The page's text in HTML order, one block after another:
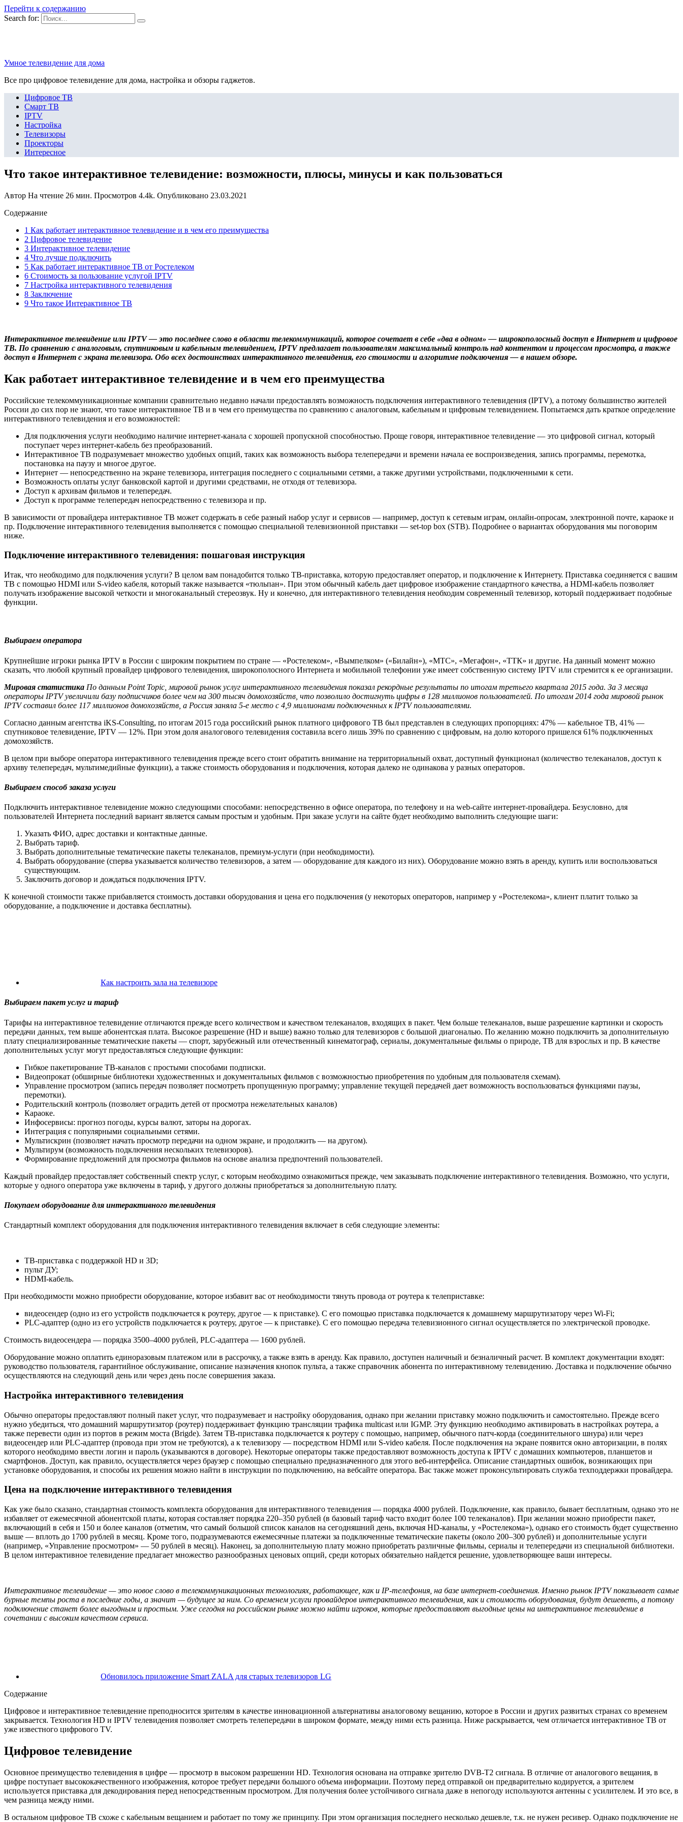
Перейти к содержанию
Search for:
Умное телевидение для дома
Все про цифровое телевидение для дома, настройка и обзоры гаджетов.
Цифровое ТВ
Смарт ТВ
IPTV
Настройка
Телевизоры
Проекторы
Интересное
Что такое интерактивное телевидение: возможности, плюсы, минусы и как пользоваться
Автор На чтение 26 мин. Просмотров 4.4k. Опубликовано 23.03.2021
Содержание
1 Как работает интерактивное телевидение и в чем его преимущества
2 Цифровое телевидение
3 Интерактивное телевидение
4 Что лучше подключить
5 Как работает интерактивное ТВ от Ростелеком
6 Стоимость за пользование услугой IPTV
7 Настройка интерактивного телевидения
8 Заключение
9 Что такое Интерактивное ТВ
Интерактивное телевидение или IPTV — это последнее слово в области телекоммуникаций, которое сочетает в себе «два в одном» — широкополосный доступ в Интернет и цифровое
ТВ. По сравнению с аналоговым, спутниковым и кабельным телевидением, IPTV предлагает пользователям максимальный контроль над контентом и процессом просмотра, а также
доступ в Интернет с экрана телевизора. Обо всех достоинствах интерактивного телевидения, его стоимости и алгоритме подключения — в нашем обзоре.
Как работает интерактивное телевидение и в чем его преимущества
Российские телекоммуникационные компании сравнительно недавно начали предоставлять возможность подключения интерактивного телевидения (IPTV), а потому большинство жителей
России до сих пор не знают, что такое интерактивное ТВ и в чем его преимущества по сравнению с аналоговым, кабельным и цифровым телевидением. Попытаемся дать краткое определение
интерактивного телевидения и его возможностей:
Для подключения услуги необходимо наличие интернет-канала с хорошей пропускной способностью. Проще говоря, интерактивное телевидение — это цифровой сигнал, который
поступает через интернет-кабель без преобразований.
Интерактивное ТВ подразумевает множество удобных опций, таких как возможность выбора телепередачи и времени начала ее воспроизведения, запись программы, перемотка,
постановка на паузу и многое другое.
Интернет — непосредственно на экране телевизора, интеграция последнего с социальными сетями, а также другими устройствами, подключенными к сети.
Возможность оплаты услуг банковской картой и другими средствами, не отходя от телевизора.
Доступ к архивам фильмов и телепередач.
Доступ к программе телепередач непосредственно с телевизора и пр.
В зависимости от провайдера интерактивное ТВ может содержать в себе разный набор услуг и сервисов — например, доступ к сетевым играм, онлайн-опросам, электронной почте, караоке и
пр. Подключение интерактивного телевидения выполняется с помощью специальной телевизионной приставки — set-top box (STB). Подробнее о вариантах оборудования мы поговорим
ниже.
Подключение интерактивного телевидения: пошаговая инструкция
Итак, что необходимо для подключения услуги? В целом вам понадобится только ТВ-приставка, которую предоставляет оператор, и подключение к Интернету. Приставка соединяется с вашим
ТВ с помощью HDMI или S-video кабеля, который также называется «тюльпан». При этом обычный кабель дает цифровое изображение стандартного качества, а HDMI-кабель позволяет
получать изображение высокой четкости и многоканальный стереозвук. Ну и конечно, для интерактивного телевидения необходим современный телевизор, который поддерживает подобные
функции.
Выбираем оператора
Крупнейшие игроки рынка IPTV в России с широким покрытием по стране — «Ростелеком», «Вымпелком» («Билайн»), «МТС», «Мегафон», «ТТК» и другие. На данный момент можно
сказать, что любой крупный провайдер цифрового телевидения, широкополосного Интернета и мобильной телефонии уже имеет собственную систему IPTV или стремится к ее организации.
Мировая статистика По данным Point Topic, мировой рынок услуг интерактивного телевидения показал рекордные результаты по итогам третьего квартала 2015 года. За 3 месяца
операторы IPTV увеличили базу подписчиков более чем на 300 тысяч домохозяйств, что позволило достигнуть цифры в 128 миллионов пользователей. По итогам 2014 года мировой рынок
IPTV составил более 117 миллионов домохозяйств, а Россия заняла 5-е место с 4,9 миллионами подключенных к IPTV пользователями.
Согласно данным агентства iKS-Consulting, по итогам 2015 года российский рынок платного цифрового ТВ был представлен в следующих пропорциях: 47% — кабельное ТВ, 41% —
спутниковое телевидение, IPTV — 12%. При этом доля аналогового телевидения составила всего лишь 39% по сравнению с цифровым, на долю которого пришелся 61% подключенных
домохозяйств.
В целом при выборе оператора интерактивного телевидения прежде всего стоит обратить внимание на территориальный охват, доступный функционал (количество телеканалов, доступ к
архиву телепередач, мультимедийные функции), а также стоимость оборудования и подключения, которая далеко не одинакова у разных операторов.
Выбираем способ заказа услуги
Подключить интерактивное телевидение можно следующими способами: непосредственно в офисе оператора, по телефону и на web-сайте интернет-провайдера. Безусловно, для
пользователей Интернета последний вариант является самым простым и удобным. При заказе услуги на сайте будет необходимо выполнить следующие шаги:
Указать ФИО, адрес доставки и контактные данные.
Выбрать тариф.
Выбрать дополнительные тематические пакеты телеканалов, премиум-услуги (при необходимости).
Выбрать оборудование (сперва указывается количество телевизоров, а затем — оборудование для каждого из них). Оборудование можно взять в аренду, купить или воспользоваться
существующим.
Заключить договор и дождаться подключения IPTV.
К конечной стоимости также прибавляется стоимость доставки оборудования и цена его подключения (у некоторых операторов, например у «Ростелекома», клиент платит только за
оборудование, а подключение и доставка бесплатны).
Как настроить зала на телевизоре
Выбираем пакет услуг и тариф
Тарифы на интерактивное телевидение отличаются прежде всего количеством и качеством телеканалов, входящих в пакет. Чем больше телеканалов, выше разрешение картинки и скорость
передачи данных, тем выше абонентская плата. Высокое разрешение (HD и выше) важно только для телевизоров с большой диагональю. По желанию можно подключить за дополнительную
плату специализированные тематические пакеты — спорт, зарубежный или отечественный кинематограф, сериалы, документальные фильмы о природе, ТВ для взрослых и пр. В качестве
дополнительных услуг могут предоставляться следующие функции:
Гибкое пакетирование ТВ-каналов с простыми способами подписки.
Видеопрокат (обширные библиотеки художественных и документальных фильмов с возможностью приобретения по удобным для пользователя схемам).
Управление просмотром (запись передач позволяет посмотреть пропущенную программу; управление текущей передачей дает возможность воспользоваться функциями паузы,
перемотки).
Родительский контроль (позволяет оградить детей от просмотра нежелательных каналов)
Караоке.
Инфосервисы: прогноз погоды, курсы валют, заторы на дорогах.
Интеграция с популярными социальными сетями.
Мультискрин (позволяет начать просмотр передачи на одном экране, и продолжить — на другом).
Мультирум (возможность подключения нескольких телевизоров).
Формирование предложений для просмотра фильмов на основе анализа предпочтений пользователей.
Каждый провайдер предоставляет собственный спектр услуг, с которым необходимо ознакомиться прежде, чем заказывать подключение интерактивного телевидения. Возможно, что услуги,
которые у одного оператора уже включены в тариф, у другого должны приобретаться за дополнительную плату.
Покупаем оборудование для интерактивного телевидения
Стандартный комплект оборудования для подключения интерактивного телевидения включает в себя следующие элементы:
ТВ-приставка с поддержкой HD и 3D;
пульт ДУ;
HDMI-кабель.
При необходимости можно приобрести оборудование, которое избавит вас от необходимости тянуть провода от роутера к телеприставке:
видеосендер (одно из его устройств подключается к роутеру, другое — к приставке). С его помощью приставка подключается к домашнему маршрутизатору через Wi-Fi;
PLC-адаптер (одно из его устройств подключается к роутеру, другое — к приставке). С его помощью передача телевизионного сигнал осуществляется по электрической проводке.
Стоимость видеосендера — порядка 3500–4000 рублей, PLC-адаптера — 1600 рублей.
Оборудование можно оплатить единоразовым платежом или в рассрочку, а также взять в аренду. Как правило, доступен наличный и безналичный расчет. В комплект документации входят:
руководство пользователя, гарантийное обслуживание, описание назначения кнопок пульта, а также справочник абонента по интерактивному телевидению. Доставка и подключение обычно
осуществляются на следующий день или через день после совершения заказа.
Настройка интерактивного телевидения
Обычно операторы предоставляют полный пакет услуг, что подразумевает и настройку оборудования, однако при желании приставку можно подключить и самостоятельно. Прежде всего
нужно убедиться, что домашний маршрутизатор (роутер) поддерживает функцию трансляции трафика multicast или IGMP. Эту функцию необходимо активировать в настройках роутера, а
также перевести один из портов в режим моста (Brigde). Затем ТВ-приставка подключается к роутеру с помощью, например, обычного патч-корда (соединительного шнура) или через
видеосендер или PLC-адаптер (провода при этом не требуются), а к телевизору — посредством HDMI или S-video кабеля. После подключения на экране появится окно авторизации, в полях
которого необходимо ввести логин и пароль (указываются в договоре). Некоторые операторы также предоставляют возможность доступа к IPTV с домашних компьютеров, планшетов и
смартфонов. Доступ, как правило, осуществляется через браузер с помощью специально предназначенного для этого веб-интерфейса. Описание стандартных ошибок, возникающих при
установке оборудования, и способы их решения можно найти в инструкции по подключению, на вебсайте оператора. Вас также может проконсультировать служба техподдержки провайдера.
Цена на подключение интерактивного телевидения
Как уже было сказано, стандартная стоимость комплекта оборудования для интерактивного телевидения — порядка 4000 рублей. Подключение, как правило, бывает бесплатным, однако это не
избавляет от ежемесячной абонентской платы, которая составляет порядка 220–350 рублей (в базовый тариф часто входит более 100 телеканалов). При желании можно приобрести пакет,
включающий в себя и 150 и более каналов (отметим, что самый большой список каналов на сегодняшний день, включая HD-каналы, у «Ростелекома»), однако его стоимость будет существенно
выше — вплоть до 1700 рублей в месяц. Кроме того, подразумеваются ежемесячные платежи за подключенные тематические пакеты (около 200–300 рублей) и дополнительные услуги
(например, «Управление просмотром» — 50 рублей в месяц). Наконец, за дополнительную плату можно приобретать различные фильмы, сериалы и телепередачи из специальной библиотеки.
В целом интерактивное телевидение предлагает множество разнообразных ценовых опций, среди которых обязательно найдется решение, удовлетворяющее ваши интересы.
Интерактивное телевидение — это новое слово в телекоммуникационных технологиях, работающее, как и IP-телефония, на базе интернет-соединения. Именно рынок IPTV показывает самые
бурные темпы роста в последние годы, а значит — будущее за ним. Со временем услуги провайдеров интерактивного телевидения, как и стоимость оборудования, будут дешеветь, а потому
подключение станет более выгодным и простым. Уже сегодня на российском рынке можно найти игроков, которые предоставляют выгодные цены на интерактивное телевидение в
сочетании с высоким качеством сервиса.
Обновилось приложение Smart ZALA для старых телевизоров LG
Содержание
Цифровое и интерактивное телевидение преподносится зрителям в качестве инновационной альтернативы аналоговому вещанию, которое в России и других развитых странах со временем
закрывается. Технология HD и IPTV телевидения позволяет смотреть телепередачи в широком формате, между ними есть разница. Ниже раскрывается, чем отличается интерактивное ТВ от
уже известного цифрового TV.
Цифровое телевидение
Основное преимущество телевидения в цифре — просмотр в высоком разрешении HD. Технология основана на отправке зрителю DVB-T2 сигнала. В отличие от аналогового вещания, в
цифре поступает высококачественного изображения, которое требует передачи большого объема информации. Поэтому перед отправкой он предварительно кодируется, а зрителем
используется приставка для декодирования перед непосредственным просмотром. Для получения более устойчивого сигнала даже в непогоду используются антенны с усилителем. И это все, в
чем разница между ними.
В остальном цифровое ТВ схоже с кабельным вещанием и работает по тому же принципу. При этом организация последнего несколько дешевле, т.к. не нужен ресивер. Однако подключение не